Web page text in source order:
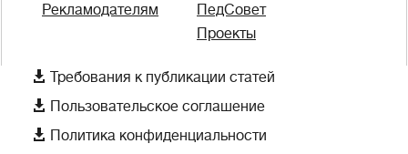
Рекламодателям
ПедСовет
Проекты
 Требования к публикации статей
 Пользовательское соглашение
 Политика конфиденциальности